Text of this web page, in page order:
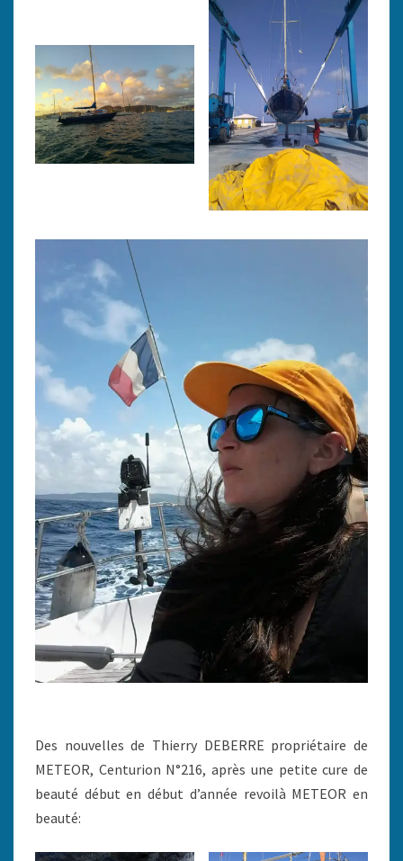
Des nouvelles de Thierry DEBERRE propriétaire de
METEOR, Centurion N°216, après une petite cure de
beauté début en début d’année revoilà METEOR en
beauté: